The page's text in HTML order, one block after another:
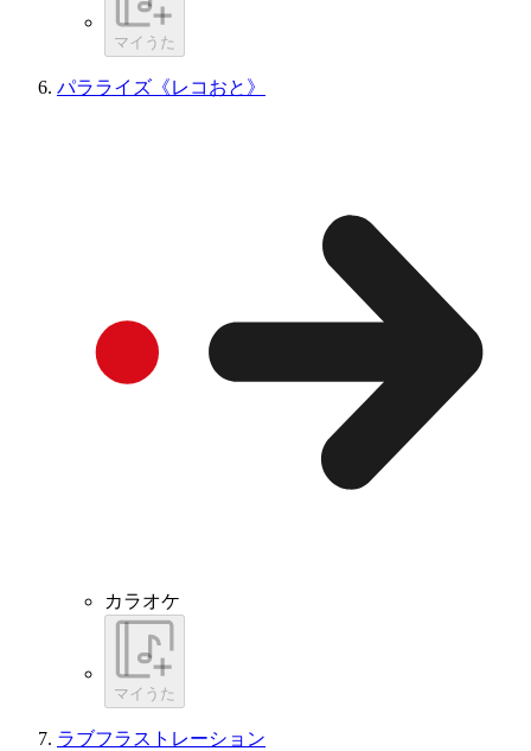
マイうた
パラライズ《レコおと》
カラオケ
マイうた
ラブフラストレーション